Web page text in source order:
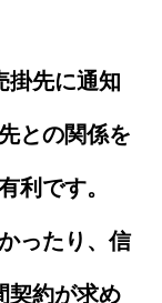
掛先に通知
との関係を
利です。
ったり、信
契約が求め